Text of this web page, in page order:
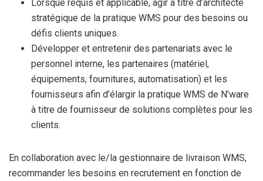
Lorsque requis et applicable, agir à titre d’architecte
stratégique de la pratique WMS pour des besoins ou
défis clients uniques.
Développer et entretenir des partenariats avec le
personnel interne, les partenaires (matériel,
équipements, fournitures, automatisation) et les
fournisseurs afin d’élargir la pratique WMS de N’ware
à titre de fournisseur de solutions complètes pour les
clients.
En collaboration avec le/la gestionnaire de livraison WMS,
recommander les besoins en recrutement en fonction de